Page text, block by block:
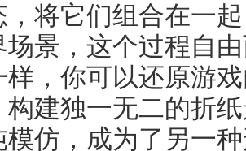
，将它们组合在一
场景，这个过程自
样，你可以还原游
构建独一无二的折
模仿，成为了另一